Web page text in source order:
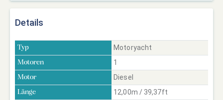
Details
Typ Motoryacht
Motoren 1
Motor Diesel
Länge 12,00m / 39,37ft